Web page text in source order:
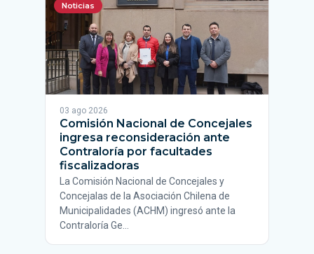
Noticias
03 ago 2026
Comisión Nacional de Concejales
ingresa reconsideración ante
Contraloría por facultades
fiscalizadoras
La Comisión Nacional de Concejales y
Concejalas de la Asociación Chilena de
Municipalidades (ACHM) ingresó ante la
Contraloría Ge…